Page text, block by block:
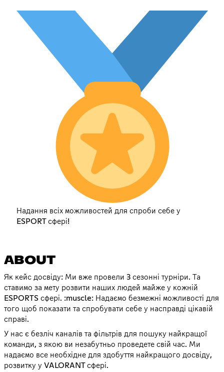
Надання всіх можливостей для спроби себе у
ESPORT сфері!
ABOUT
Як кейс досвіду: Ми вже провели 3 сезонні турніри. Та
ставимо за мету розвити наших людей майже у кожній
ESPORTS сфері. :muscle: Надаємо безмежні можливості для
того щоб показати та спробувати себе у насправді цікавій
справі.
У нас є безліч каналів та фільтрів для пошуку найкращої
команди, з якою ви незабутньо проведете свій час. Ми
надаємо все необхідне для здобуття найкращого досвіду,
розвитку у VALORANT сфері.